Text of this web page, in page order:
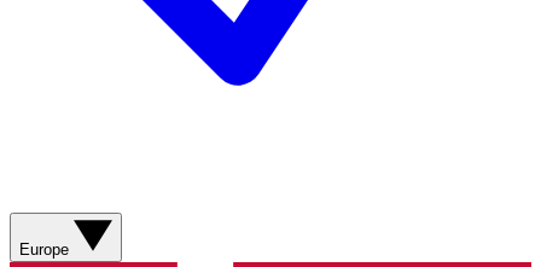
Europe